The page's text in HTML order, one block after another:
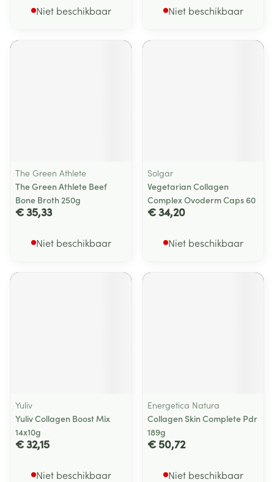
Niet beschikbaar Niet beschikbaar
The Green Athlete
The Green Athlete Beef
Bone Broth 250g
€ 35,33
Niet beschikbaar
Solgar
Vegetarian Collagen
Complex Ovoderm Caps 60
€ 34,20
Niet beschikbaar
Yuliv
Yuliv Collagen Boost Mix
14x10g
€ 32,15
Niet beschikbaar
Energetica Natura
Collagen Skin Complete Pdr
189g
€ 50,72
Niet beschikbaar